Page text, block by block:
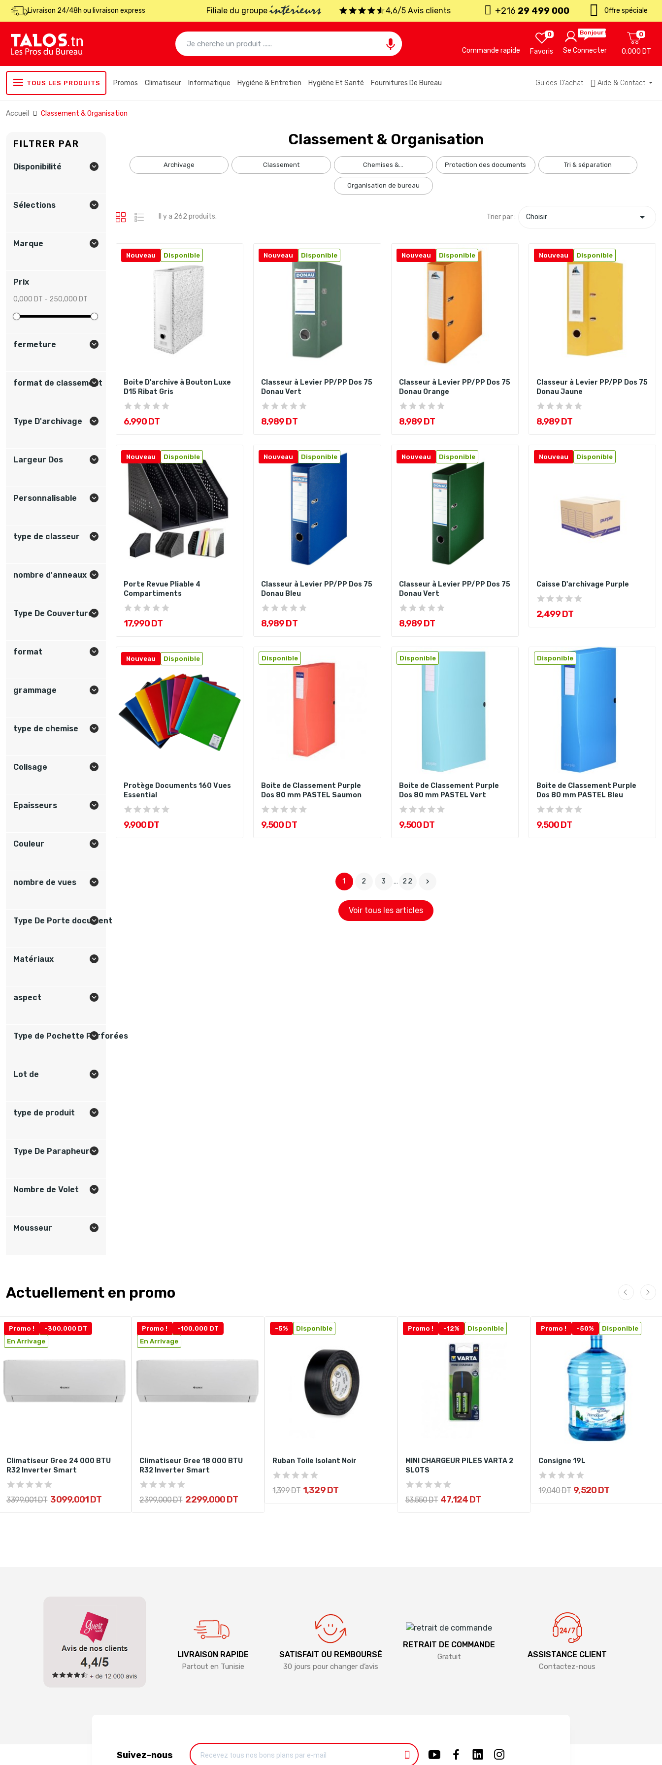
Livraison 24/48h ou livraison express Filiale du groupeintérieurs 4,6/5 Avis clients +216 29 499 000 Offre spéciale
 Commande rapide Favoris
0 Bonjour !
Se Connecter 0,000 DT
0
TOUS LES PRODUITS Promos Climatiseur Informatique Hygiéne & Entretien Hygiène Et Santé Fournitures De Bureau Guides D’achat Aide & Contact
Accueil Classement & Organisation
FILTRER PAR
Disponibilité 
Sélections 
Marque 
Prix
0,000 DT - 250,000 DT
fermeture 
format de classement

Type D'archivage 
Largeur Dos 
Personnalisable 
type de classeur 
nombre d'anneaux 
Type De Couverture
format 
grammage 
type de chemise 
Colisage 
Epaisseurs 
Couleur 
nombre de vues 
Type De Porte document

Matériaux 
aspect 
Type de Pochette Perforées

Lot de 
type de produit 
Type De Parapheur
Nombre de Volet 
Mousseur 
Classement & Organisation
archivage classement chemises &... protection des documents tri & séparation
organisation de bureau
Il y a 262 produits. Trier par : Choisir 
Nouveau Disponible
Boite D'archive à Bouton Luxe
D15 Ribat Gris
6,990 DT
Nouveau Disponible
Classeur à Levier PP/PP Dos 75
Donau Vert
8,989 DT
Nouveau Disponible
Classeur à Levier PP/PP Dos 75
Donau Orange
8,989 DT
Nouveau Disponible
Classeur à Levier PP/PP Dos 75
Donau Jaune
8,989 DT
Nouveau Disponible
Porte Revue Pliable 4
Compartiments
17,990 DT
Nouveau Disponible
Classeur à Levier PP/PP Dos 75
Donau Bleu
8,989 DT
Nouveau Disponible
Classeur à Levier PP/PP Dos 75
Donau Vert
8,989 DT
Nouveau Disponible
Caisse D'archivage Purple
2,499 DT
Nouveau Disponible
Protège Documents 160 Vues
Essential
9,900 DT
Disponible
Boite de Classement Purple
Dos 80 mm PASTEL Saumon
9,500 DT
Disponible
Boite de Classement Purple
Dos 80 mm PASTEL Vert
9,500 DT
Disponible
Boite de Classement Purple
Dos 80 mm PASTEL Bleu
9,500 DT
1 2 3 … 22 
Voir tous les articles
Actuellement en promo
Promo !
-300,000 DT
En Arrivage
Climatiseur Gree 24 000 BTU
R32 Inverter Smart
3 399,001 DT 3 099,001 DT
Promo !
-100,000 DT
En Arrivage
Climatiseur Gree 18 000 BTU
R32 Inverter Smart
2 399,000 DT 2 299,000 DT
-5% Disponible
Ruban Toile Isolant Noir
1,399 DT 1,329 DT
Promo ! -12% Disponible
MINI CHARGEUR PILES VARTA 2
SLOTS
53,550 DT 47,124 DT
Promo ! -50% Disponible
Consigne 19L
19,040 DT 9,520 DT
LIVRAISON RAPIDE
Partout en Tunisie
SATISFAIT OU REMBOURSÉ
30 jours pour changer d’avis
RETRAIT DE COMMANDE
Gratuit ASSISTANCE CLIENT
Contactez-nous
Suivez-nous